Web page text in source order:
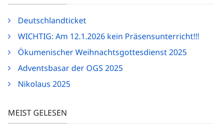
Deutschlandticket
WICHTIG: Am 12.1.2026 kein Präsensunterricht!!!
Ökumenischer Weihnachtsgottesdienst 2025
Adventsbasar der OGS 2025
Nikolaus 2025
MEIST GELESEN